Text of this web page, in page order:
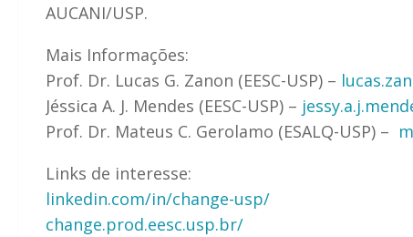
AUCANI/USP.
Mais Informações:
Prof. Dr. Lucas G. Zanon (EESC-USP) –
Jéssica A. J. Mendes (EESC-USP) –
Prof. Dr. Mateus C. Gerolamo (ESALQ-USP) –
Links de interesse:
linkedin.com/in/change-usp/
change.prod.eesc.usp.br/